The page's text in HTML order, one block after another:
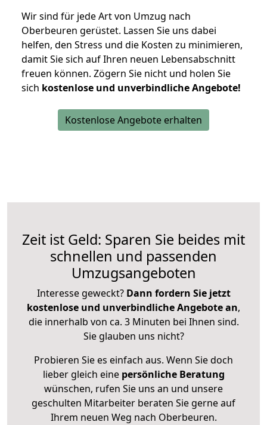
Wir sind für jede Art von Umzug nach
Oberbeuren gerüstet. Lassen Sie uns dabei
helfen, den Stress und die Kosten zu minimieren,
damit Sie sich auf Ihren neuen Lebensabschnitt
freuen können. Zögern Sie nicht und holen Sie
sich kostenlose und unverbindliche Angebote!
Kostenlose Angebote erhalten
Zeit ist Geld: Sparen Sie beides mit
schnellen und passenden
Umzugsangeboten
Interesse geweckt? Dann fordern Sie jetzt
kostenlose und unverbindliche Angebote an,
die innerhalb von ca. 3 Minuten bei Ihnen sind.
Sie glauben uns nicht?
Probieren Sie es einfach aus. Wenn Sie doch
lieber gleich eine persönliche Beratung
wünschen, rufen Sie uns an und unsere
geschulten Mitarbeiter beraten Sie gerne auf
Ihrem neuen Weg nach Oberbeuren.